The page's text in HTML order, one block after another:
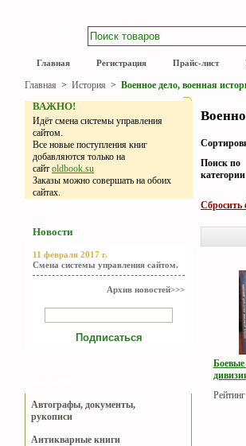
Главная Регистрация Прайс-лист
Главная > История > Военное дело, военная
ВАЖНО!
Идёт смена системы управления
сайтом.
Все новые поступления книг
добавляются только на
сайт oldbook.su
Заказы можно совершать на обоих
сайтах.
Новости
11 февраля 2017 г.
Смена системы управления сайтом.
Архив новостей>>>
Автографы, документы,
рукописи
Антикварные книги
Поиск по
Сбросить
Боевые
Рейтинг